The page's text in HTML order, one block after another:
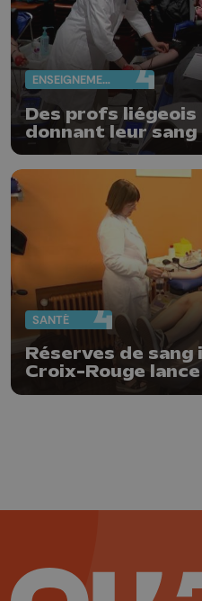
ENSEIGNEMENT
Des profs
donnant leur sang
SANTÉ
Réserves de
Croix-Rouge lance